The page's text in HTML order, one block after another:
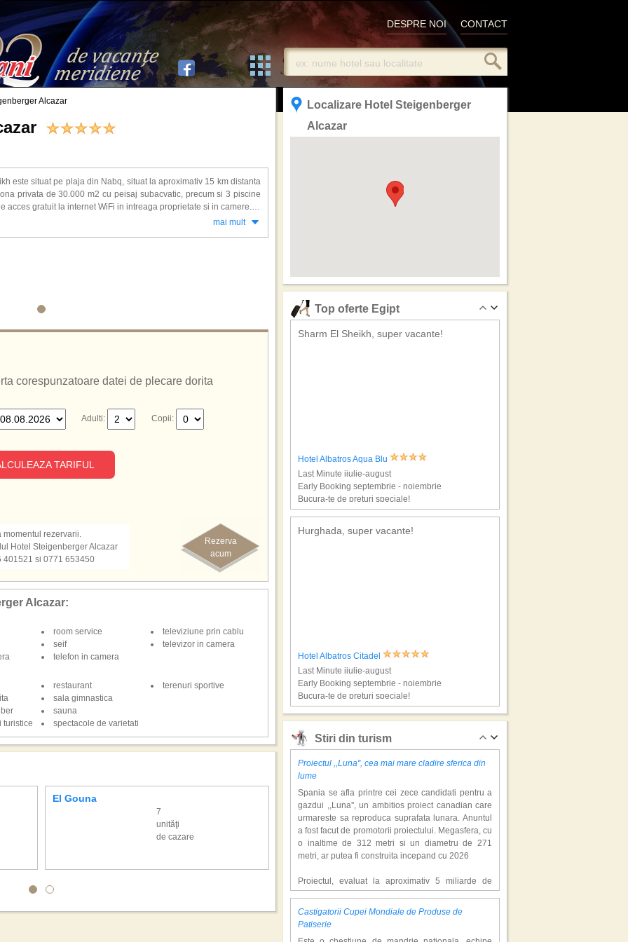
CONTACT
DESPRE NOI
Alcazar
este situat pe plaja din Nabq, situat la aproximativ 15 km distanta
privata de 30.000 m2 cu peisaj subacvatic, precum si 3 piscine
acces gratuit la internet WiFi in intreaga proprietate si in camere.
fi
mai mult
corespunzatoare datei de plecare dorita
Adulti: Copii:
TARIFUL
Rezerva
acum
rezervarii.
Hotel Steigenberger Alcazar
401521 si 0771 653450
Alcazar:
room service
seif
telefon in camera
televiziune prin cablu
televizor in camera
turistice
restaurant
sala gimnastica
sauna
spectacole de varietati
terenuri sportive
El Gouna
7
unităţi
de cazare
Marsa Alam
unităţi
de cazare
Localizare Hotel Steigenberger
Alcazar
Top oferte Egipt
Sharm El Sheikh, super vacante!
Hotel Albatros Aqua Blu
Last Minute iiulie-august
Early Booking septembrie - noiembrie
Bucura-te de preturi speciale!
Hurghada, super vacante!
Hotel Albatros Citadel
Last Minute iiulie-august
Early Booking septembrie - noiembrie
Bucura-te de preturi speciale!
Sharm El Sheikh, super vacante!
Hotel Jaz Mirabel Beach
Early Booking septembrie - noiembrie
Bucura-te de preturi speciale!
Hurghada, super vacante!
Stiri din turism
Proiectul ,,Luna'', cea mai mare cladire sferica din
lume
Spania se afla printre cei zece candidati pentru a
gazdui ,,Luna'', un ambitios proiect canadian care
urmareste sa reproduca suprafata lunara. Anuntul
a fost facut de promotorii proiectului. Megasfera, cu
o inaltime de 312 metri si un diametru de 271
metri, ar putea fi construita incepand cu 2026
Proiectul, evaluat la aproximativ 5 miliarde de
dolari, include un complex de 200 de hectare, cu
hoteluri, facilitati de recreere si zone rezidentiale.
Conceptul depaseste ideea unui simplu hotel
Castigatorii Cupei Mondiale de Produse de
Patiserie